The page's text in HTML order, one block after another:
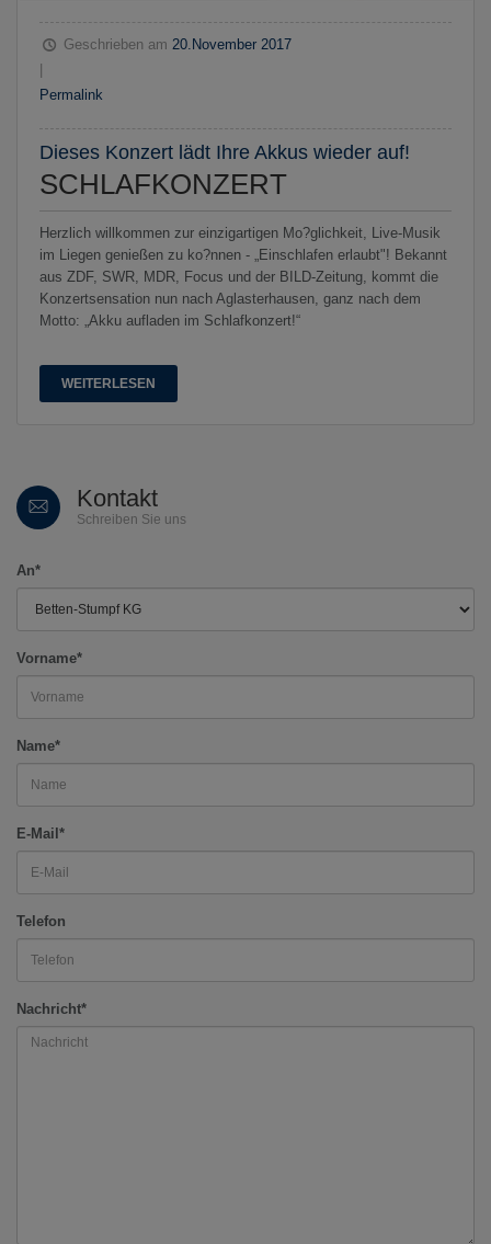
Geschrieben am 20.November 2017
Permalink
Dieses Konzert lädt Ihre Akkus wieder auf!
SCHLAFKONZERT
Herzlich willkommen zur einzigartigen Mo?glichkeit, Live-Musik
im Liegen genießen zu ko?nnen - „Einschlafen erlaubt"! Bekannt
aus ZDF, SWR, MDR, Focus und der BILD-Zeitung, kommt die
Konzertsensation nun nach Aglasterhausen, ganz nach dem
Motto: „Akku aufladen im Schlafkonzert!“
WEITERLESEN
Kontakt
Schreiben Sie uns
An*
Vorname*
Name*
E-Mail*
Telefon
Nachricht*